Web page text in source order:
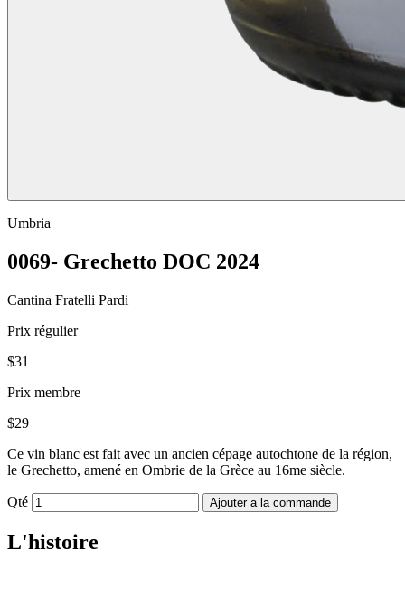
Umbria
0069- Grechetto DOC 2024
Cantina Fratelli Pardi
Prix régulier
$31
Prix membre
$29
Ce vin blanc est fait avec un ancien cépage autochtone de la région,
le Grechetto, amené en Ombrie de la Grèce au 16me siècle.
Qté Ajouter a la commande
L'histoire